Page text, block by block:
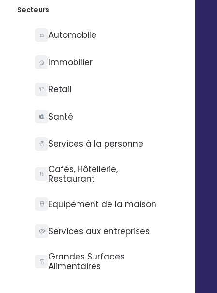
Secteurs
Automobile
Immobilier
Retail
Santé
Services à la personne
Cafés, Hôtellerie,
Restaurant
Equipement de la maison
Services aux entreprises
Grandes Surfaces
Alimentaires
Linkedin Lead Gen Forms